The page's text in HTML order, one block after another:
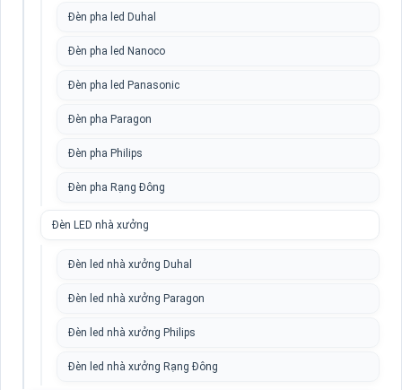
Đèn pha led Duhal
Đèn pha led Nanoco
Đèn pha led Panasonic
Đèn pha Paragon
Đèn pha Philips
Đèn pha Rạng Đông
Đèn LED nhà xưởng
Đèn led nhà xưởng Duhal
Đèn led nhà xưởng Paragon
Đèn led nhà xưởng Philips
Đèn led nhà xưởng Rạng Đông